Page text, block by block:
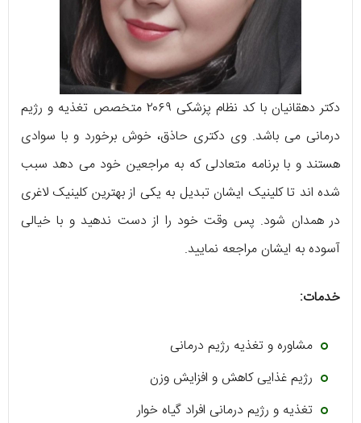
دکتر دهقانیان با کد نظام پزشکی ۲۰۶۹ متخصص تغذیه و رژیم
درمانی می باشد. وی دکتری حاذق، خوش برخورد و با سوادی
هستند و با برنامه متعادلی که به مراجعین خود می دهد سبب
شده اند تا کلینیک ایشان تبدیل به یکی از بهترین کلینیک لاغری
در همدان شود. پس وقت خود را از دست ندهید و با خیالی
آسوده به ایشان مراجعه نمایید.
خدمات:
مشاوره و تغذیه رژیم درمانی
رژیم غذایی کاهش و افزایش وزن
تغذیه و رژیم درمانی افراد گیاه خوار